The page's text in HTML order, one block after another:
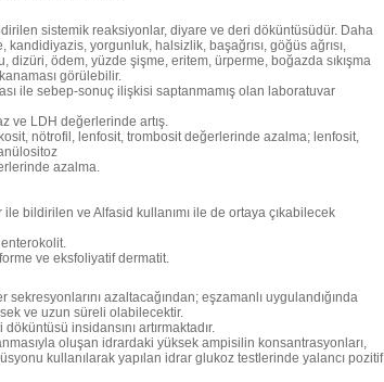
sistemik reaksiyonlar, diyare ve deri döküntüsüdür. Daha
kandidiyazis, yorgunluk, halsizlik, başağrısı, göğüs ağrısı,
ödem, yüzde şişme, eritem, ürperme, boğazda sıkışma
görülebilir.
ile sebep-sonuç ilişkisi saptanmamış olan laboratuvar
ve LDH değerlerinde artış.
nötrofil, lenfosit, trombosit değerlerinde azalma; lenfosit,
azalma.
ile bildirilen ve Alfasid kullanımı ile de ortaya çıkabilecek
ve eksfoliyatif dermatit.
azaltacağından; eşzamanlı uygulandığında
ve uzun süreli olabilecektir.
insidansını artırmaktadır.
oluşan idrardaki yüksek ampisilin konsantrasyonları,
kullanılarak yapılan idrar glukoz testlerinde yalancı pozitif